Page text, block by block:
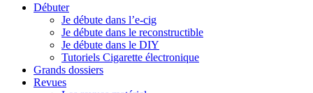
Débuter
Je débute dans l’e-cig
Je débute dans le reconstructible
Je débute dans le DIY
Tutoriels Cigarette électronique
Grands dossiers
Revues